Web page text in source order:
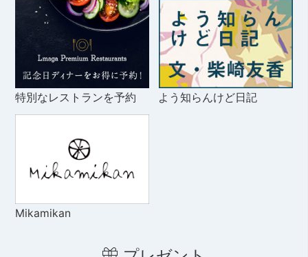
特別なレストランを予約 よう知らんけど日記
Mikamikan